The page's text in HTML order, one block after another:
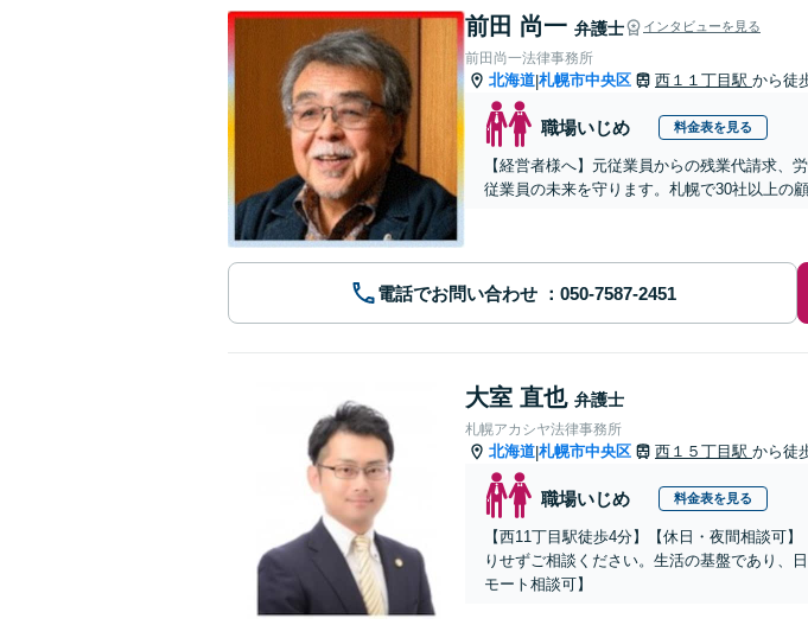
前田 尚一 弁護士 インタビューを見る
前田尚一法律事務所
北海道|札幌市中央区 西１１丁目駅 から徒
職場いじめ 料金表を見る
【経営者様へ】元従業員からの残業代請求
従業員の未来を守ります。札幌で30社以上の
電話でお問い合わせ
大室 直也 弁護士
札幌アカシヤ法律事務所
北海道|札幌市中央区 西１５丁目駅 から徒
職場いじめ 料金表を見る
【西11丁目駅徒歩4分】【休日・夜間相談可
りせずご相談ください。生活の基盤であり、
モート相談可】